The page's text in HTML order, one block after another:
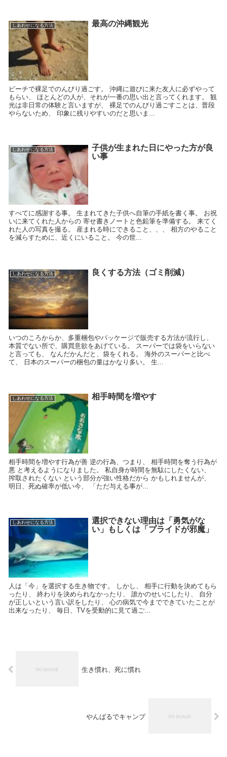
しあわせになる方法 最高の沖縄観光
ビーチで裸足でのんびり過ごす。 沖縄に遊びに来た友人に必ずやって
もらい、 ほとんどの人が、それが一番の思い出と言ってくれます。 観
光は非日常の体験と言いますが、 裸足でのんびり過ごすことは、普段
やらないため、 印象に残りやすいのだと思いま...
しあわせになる方法
子供が生まれた日にやった方が良
い事
すべてに感謝する事。 生まれてきた子供へ自筆の手紙を書く事。 お祝
いに来てくれた人からの 寄せ書きノートと色鉛筆を準備する。 来てく
れた人の写真を撮る。 産まれる時にできること、、、 相方のやること
を減らすために、近くにいること。 今の世...
しあわせになる方法 良くする方法（ゴミ削減）
いつのころからか、多重梱包やパッケージで販売する方法が流行し、
本質でない所で、購買意欲をあげている。 スーパーでは袋をいらない
と言っても、 なんだかんだと、袋をくれる。 海外のスーパーと比べ
て、 日本のスーパーの梱包の量はかなり多い。 生...
しあわせになる方法 相手時間を増やす
相手時間を増やす行為が善 逆の行為、つまり、 相手時間を奪う行為が
悪 と考えるようになりました。 私自身が時間を無駄にしたくない、
搾取されたくない という部分が強い性格だから かもしれませんが、
明日、死ぬ確率が低い今、 「ただ与える事が...
しあわせになる方法
選択できない理由は「勇気がな
い」もしくは「プライドが邪魔」
人は「今」を選択する生き物です。 しかし、 相手に行動を決めてもら
ったり、 終わりを決められなかったり、 誰かのせいにしたり、 自分
が正しいという言い訳をしたり、 心の病気で今までできていたことが
出来なったり、 毎日、TVを受動的に見て過ご...
生き慣れ、死に慣れ
やんばるでキャンプ